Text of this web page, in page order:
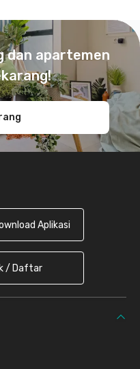
dan apartemen
Aplikasi
/ Daftar